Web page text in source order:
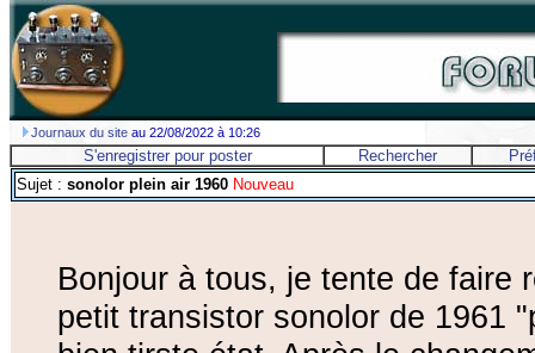
Journaux du site au 22/08/2022 à 10:26
S'enregistrer pour poster Rechercher
Sujet : sonolor plein air 1960 Nouveau
Bonjour à tous, je tente de faire
petit transistor sonolor de 1961